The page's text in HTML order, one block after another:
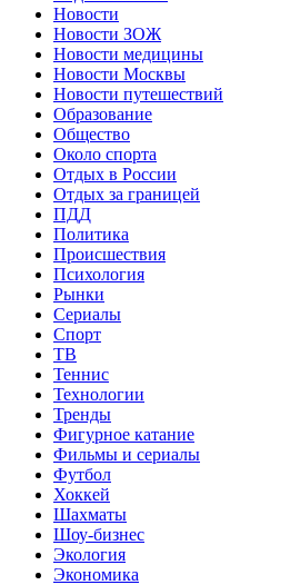
Новости
Новости ЗОЖ
Новости медицины
Новости Москвы
Новости путешествий
Образование
Общество
Около спорта
Отдых в России
Отдых за границей
ПДД
Политика
Происшествия
Психология
Рынки
Сериалы
Спорт
ТВ
Теннис
Технологии
Тренды
Фигурное катание
Фильмы и сериалы
Футбол
Хоккей
Шахматы
Шоу-бизнес
Экология
Экономика